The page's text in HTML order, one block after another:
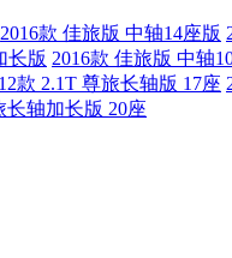
2016款 佳旅版 中轴14座版
长版 2016款 佳旅版 中轴
款 2.1T 尊旅长轴版 17座
长轴加长版 20座